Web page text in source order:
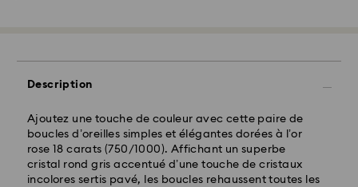
Description
Ajoutez une touche de couleur avec cette paire de
boucles d’oreilles simples et élégantes dorées à l’or
rose 18 carats (750/1000). Affichant un superbe
cristal rond gris accentué d’une touche de cristaux
incolores sertis pavé, les boucles rehaussent toutes les
Délai de livraison standard: 2 jour ouvrable après
traitement et expédition
Frais de livraison standard: EUR 6.95
Livraison express - FedEx
Les commandes passées du lundi au vendredi avant